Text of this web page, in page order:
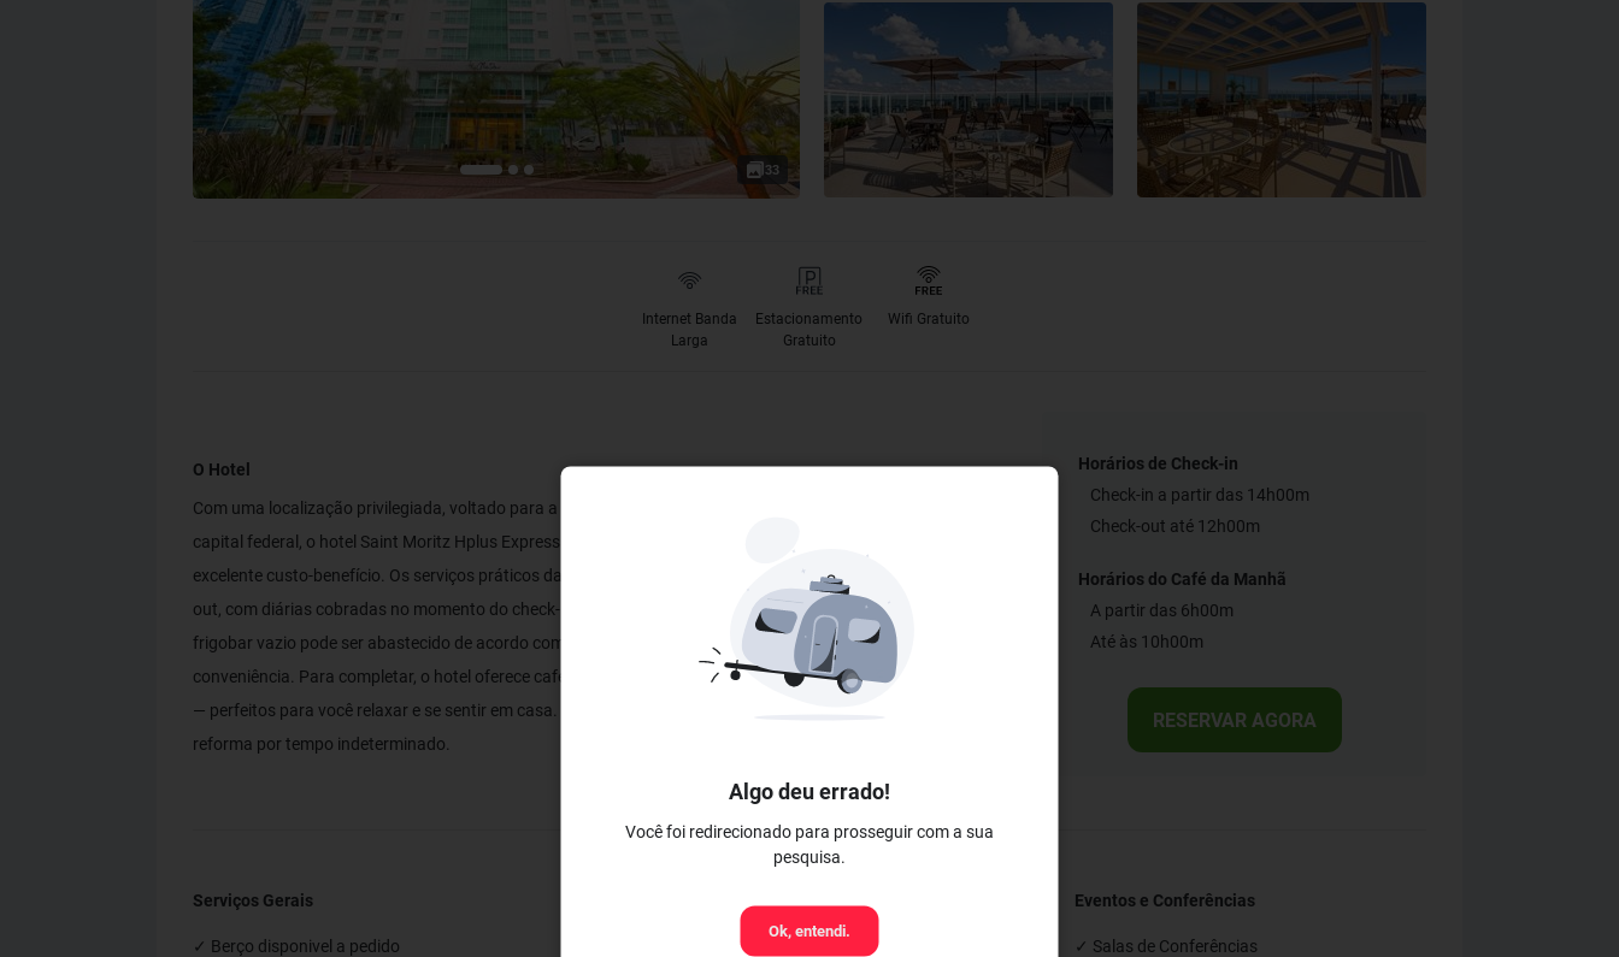
Algo deu errado!
Você foi redirecionado para prosseguir com a sua
pesquisa.
Ok, entendi.
33
Internet Banda
Larga
Estacionamento
Gratuito
Wifi Gratuito
O Hotel
Com uma localização privilegiada, voltado para a Esplanada dos Ministérios e com uma vista deslumbrante da
capital federal, o hotel Saint Moritz Hplus Express é a escolha ideal para quem busca conforto, qualidade e
excelente custo-benefício. Os serviços práticos da bandeira Express incluem a dispensa do tradicional check-
out, com diárias cobradas no momento do check-in e serviços pagos no ato do consumo. Além disso, o
frigobar vazio pode ser abastecido de acordo com a sua preferência, proporcionando mais liberdade e
conveniência. Para completar, o hotel oferece café da manhã cortesia, espaço fitness, sauna, jacuzzi e piscina
— perfeitos para você relaxar e se sentir em casa. Nota: A piscina na cobertura encontra-se interditada para
reforma por tempo indeterminado.
Horários de Check-in
Check-in a partir das 14h00m
Check-out até 12h00m
Horários do Café da Manhã
A partir das 6h00m
Até às 10h00m
RESERVAR AGORA
Serviços Gerais
✓ Berço disponivel a pedido
✓ Serviço de Quarto 24 horas
Eventos e Conferências
✓ Salas de Conferências